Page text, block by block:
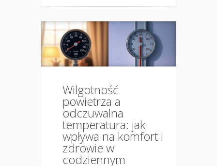
Wilgotność
powietrza a
odczuwalna
temperatura: jak
wpływa na komfort i
zdrowie w
codziennym